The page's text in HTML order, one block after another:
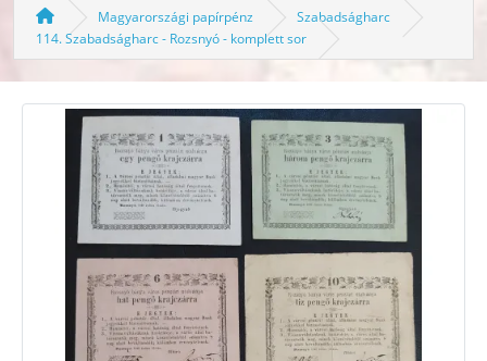
Magyarországi papírpénz
Szabadságharc
114. Szabadságharc - Rozsnyó - komplett sor